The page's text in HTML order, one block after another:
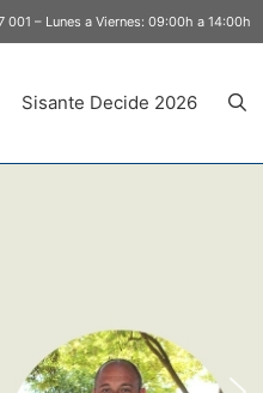
001 – Lunes a Viernes: 09:00h a 14:00h
Sisante Decide 2026